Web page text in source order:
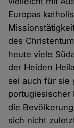
Europas
des
heute viele
der Heiden
sei auch für sie
portugiesischer
die
sich nicht